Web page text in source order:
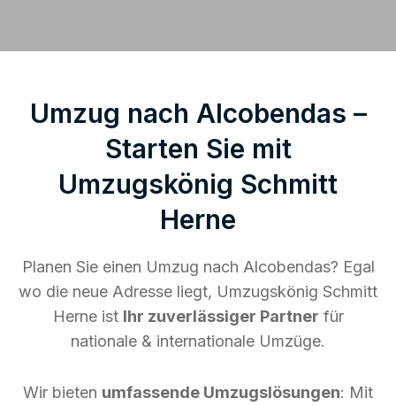
Umzug nach Alcobendas –
Starten Sie mit
Umzugskönig Schmitt
Herne
Planen Sie einen Umzug nach Alcobendas? Egal
wo die neue Adresse liegt, Umzugskönig Schmitt
Herne ist Ihr zuverlässiger Partner für
nationale & internationale Umzüge.
Wir bieten umfassende Umzugslösungen: Mit